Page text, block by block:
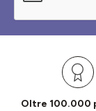
Oltre 100.000